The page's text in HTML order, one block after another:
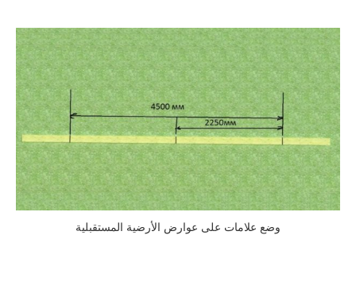
وضع علامات على عوارض الأرضية المستقبلية